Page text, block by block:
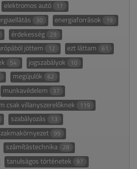
elektromos autó 17
30 energiaforrások 19
érdekesség 29
jöttem 12 ezt láttam 61
54 jogszabályok 10
megújulók 62
munkavédelem 37
csak villanyszerelőknek 119
szabályozás 13
99
számítástechnika 28
tanulságos történetek 97